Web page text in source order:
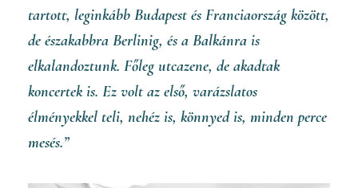
tartott, leginkább Budapest és Franciaország között,
de északabbra Berlinig, és a Balkánra is
elkalandoztunk. Főleg utcazene, de akadtak
koncertek is. Ez volt az első, varázslatos
élményekkel teli, nehéz is, könnyed is, minden perce
mesés.”